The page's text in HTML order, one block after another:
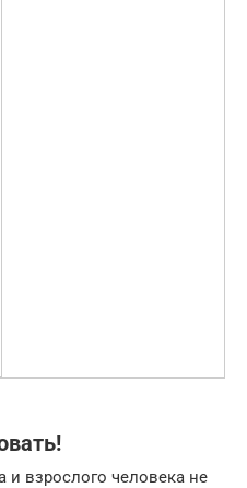
и взрослого человека не